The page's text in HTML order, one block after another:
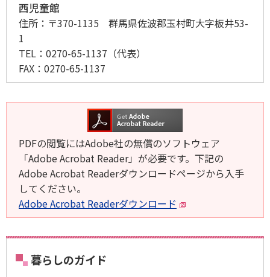
西児童館
住所： 〒370-1135 群馬県佐波郡玉村町大字板井53-
1
TEL： 0270-65-1137 （代表）
FAX： 0270-65-1137
PDFの閲覧にはAdobe社の無償のソフトウェア
「Adobe Acrobat Reader」が必要です。下記の
Adobe Acrobat Readerダウンロードページから入手
してください。
Adobe Acrobat Readerダウンロード
暮らしのガイド